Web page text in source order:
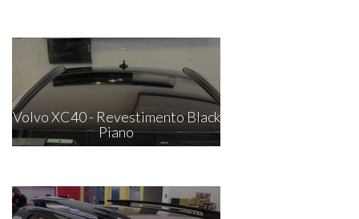
Volvo XC40 - Revestimento Black
Piano